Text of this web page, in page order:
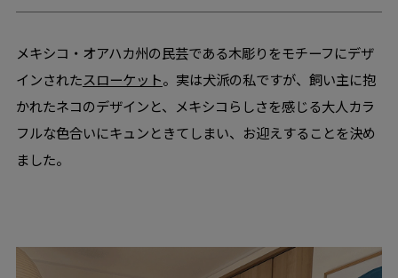
メキシコ・オアハカ州の民芸である木彫りをモチーフにデザ
インされたスローケット。実は犬派の私ですが、飼い主に抱
かれたネコのデザインと、メキシコらしさを感じる大人カラ
フルな色合いにキュンときてしまい、お迎えすることを決め
ました。